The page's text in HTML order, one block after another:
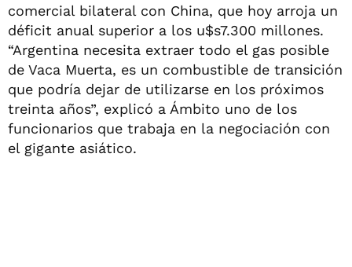
comercial bilateral con China, que hoy arroja un
déficit anual superior a los u$s7.300 millones.
“Argentina necesita extraer todo el gas posible
de Vaca Muerta, es un combustible de transición
que podría dejar de utilizarse en los próximos
treinta años”, explicó a Ámbito uno de los
funcionarios que trabaja en la negociación con
el gigante asiático.